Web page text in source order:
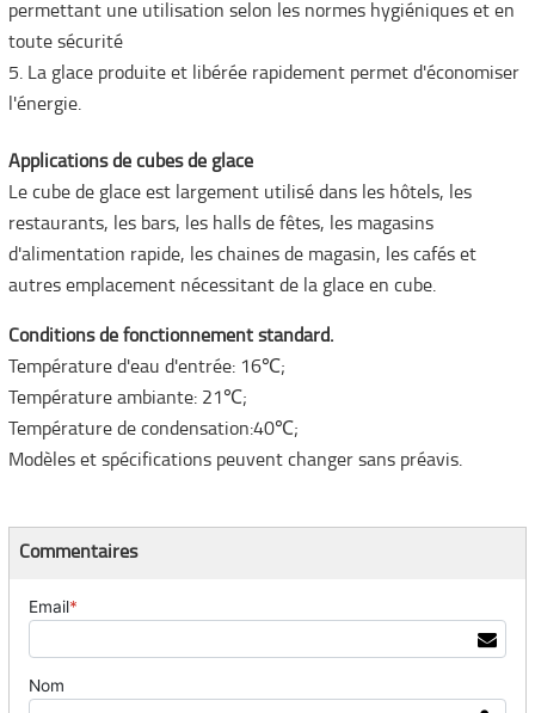
permettant une utilisation selon les normes hygiéniques et en
toute sécurité
5. La glace produite et libérée rapidement permet d'économiser
l'énergie.
Applications de cubes de glace
Le cube de glace est largement utilisé dans les hôtels, les
restaurants, les bars, les halls de fêtes, les magasins
d'alimentation rapide, les chaines de magasin, les cafés et
autres emplacement nécessitant de la glace en cube.
Conditions de fonctionnement standard.
Température d'eau d'entrée: 16℃;
Température ambiante: 21℃;
Température de condensation:40℃;
Modèles et spécifications peuvent changer sans préavis.
Commentaires